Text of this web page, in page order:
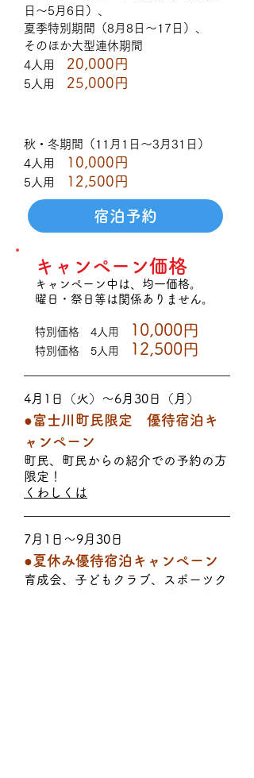
日～5月6日）、
夏季特別期間（8月8日～17日）、
そのほか大型連休期間
4人用 20,000円
5人用 25,000円
秋・冬期間（11月1日～3月31日）
4人用
10,000円
5人用 12,500円
宿泊予約
キャンペーン価格
​キャンペーン中 は、均一価格。
曜日・祭日等は関係ありません。
特別価格 4人 用 10,000円
特別価格 5人用 12,500円
4月1日（火）〜6月30日（月）
●富士川町民限定 優待宿泊キ
ャンペーン
​町民、町民からの紹介での予約の方
限定！
​くわしくは
7月1日〜9月30日
●夏休み優待宿泊キャンペーン
​育成会、子どもクラブ、スポーツク